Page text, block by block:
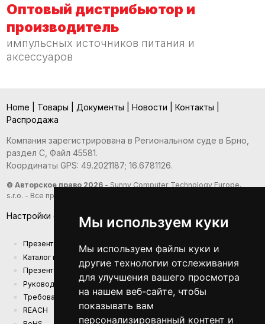
Мы используем куки
Мы используем файлы куки и
другие технологии отслеживания
для улучшения вашего просмотра
на нашем веб-сайте, чтобы
показывать вам
персонализированный контент и
Оптовый дистрибьютор и
производитель
импульсных источников питания и
аксессуаров
Home Товары Документы Новости Контакты
Распродажа
Компания зарегистрирована в Региональном суде в Брно,
раздел С, Файл 45581.
Координаты GPS: 49.2021187; 16.6781126.
© Авторское право 2026- Sunny Computer Technology Europe,
s.r.o. - Все права защищены
Настройки файлов cookie
Презентация компании
Kаталог продукции
Презентационный каталог
Руководства
Требования к экодизайну (EU) 2019/1782
REACH